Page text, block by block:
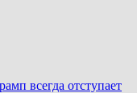
всегда отступает